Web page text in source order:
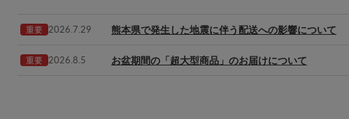
重要 2026.7.29 熊本県で発生した地震に伴う配送への影響について
重要 2026.8.5 お盆期間の「超大型商品」のお届けについて